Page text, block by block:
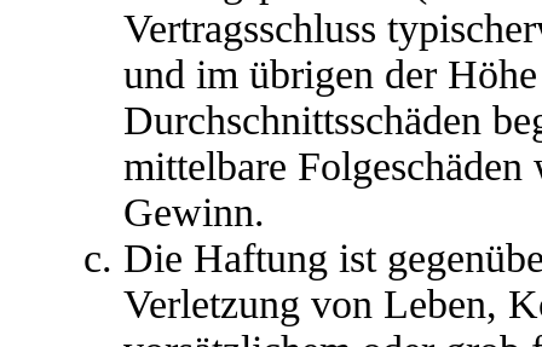
Vertragsschluss
und im übrigen der
Durchschnittsschäden
mittelbare Folgeschäden
Gewinn.
Die Haftung ist
Verletzung von Leben,